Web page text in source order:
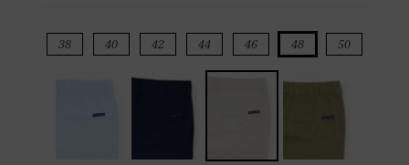
38 40 42 44 46 48 50